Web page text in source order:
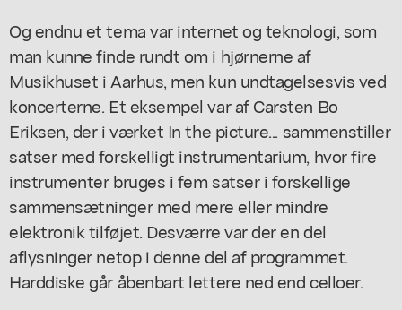
Og endnu et tema var internet og teknologi, som
man kunne finde rundt om i hjørnerne af
Musikhuset i Aarhus, men kun undtagelsesvis ved
koncerterne. Et eksempel var af Carsten Bo
Eriksen, der i værket In the picture... sammenstiller
satser med forskelligt instrumentarium, hvor fire
instrumenter bruges i fem satser i forskellige
sammensætninger med mere eller mindre
elektronik tilføjet. Desværre var der en del
aflysninger netop i denne del af programmet.
Harddiske går åbenbart lettere ned end celloer.